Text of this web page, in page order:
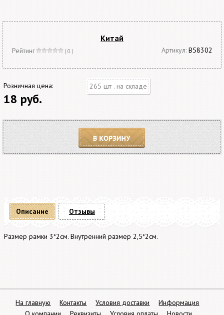
Китай
Рейтинг ( 0 ) Артикул: В58302
Розничная цена:
18 руб.
265 шт . на складе
В корзину
Описание
Размер рамки 3*2см. Внутренний размер 2,5*2см.
Отзывы
На главную Контакты Условия доставки
Информация